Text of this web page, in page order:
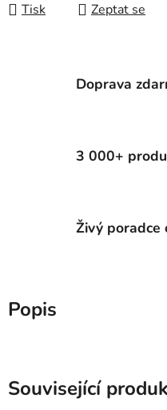
Tisk Zeptat se
Doprava
3 000+
Živý poradce
Popis
Související